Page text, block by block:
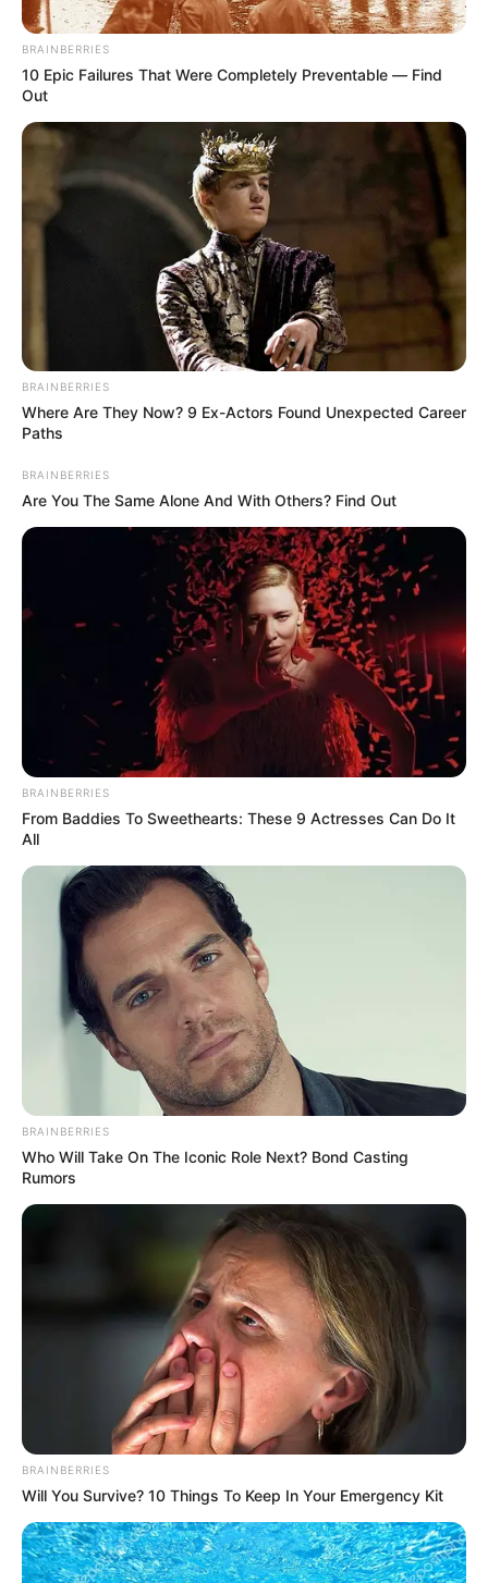
ALTAS TEMPERATURAS
El Tolima se está asando: los
municipios que han superado los 40 °C
de temperatura
INCENDIOS FORESTALES
Misión cumplida en
Santander: logran liquidar
que arrasó 120 hectáreas
en Charta
INCENDIOS FORESTALES
Incendio forestal en
Charta (Santander)
completa cuatro días
activo: apoyo aéreo no
logró controlar las llamas
INCENDIOS FORESTALES
Tolima está que arde: más
de 10 incendios activos y
el sistema de gestión del
riesgo
Grave incendio en
Engativá: bomberos de
Bogotá y alrededores
atendieron la emergencia
hasta tarde en la noche
INCENDIOS FORESTALES
El fenómeno de El Niño
amenaza a Risaralda: se
incendio de la temporada
INCENDIO
Alerta roja en el Huila: los
municipios bajo amenaza
crítica por extremas
temperaturas e incendios
¿Lluvia o sol? Ideam
reveló cómo estará el
clima en Cartagena y
Bolívar durante julio
BRAINBERRIES
10 Epic Failures That Were Completely Preventable — Find
Out
BRAINBERRIES
Where Are They Now? 9 Ex-Actors Found Unexpected Career
Paths
BRAINBERRIES
Are You The Same Alone And With Others? Find Out
BRAINBERRIES
From Baddies To Sweethearts: These 9 Actresses Can Do It
All
BRAINBERRIES
Who Will Take On The Iconic Role Next? Bond Casting
Rumors
BRAINBERRIES
Will You Survive? 10 Things To Keep In Your Emergency Kit